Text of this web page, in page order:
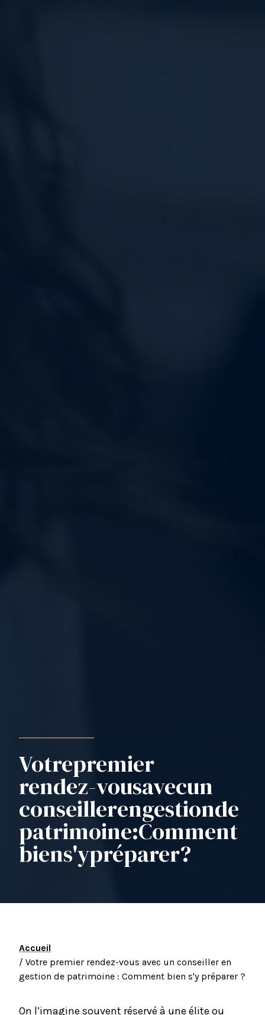
Votrepremier
rendez-vousavecun
conseillerengestionde
patrimoine:Comment
biens'ypréparer?
Accueil
/ Votre premier rendez-vous avec un conseiller en
gestion de patrimoine : Comment bien s'y préparer ?
On l’imagine souvent réservé à une élite ou